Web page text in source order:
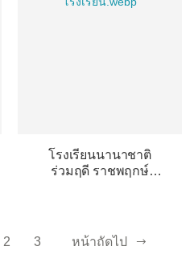
โรงเรียนนานาชาติ
ร่วมฤดี ราชพฤกษ์
2 3 หน้าถัดไป